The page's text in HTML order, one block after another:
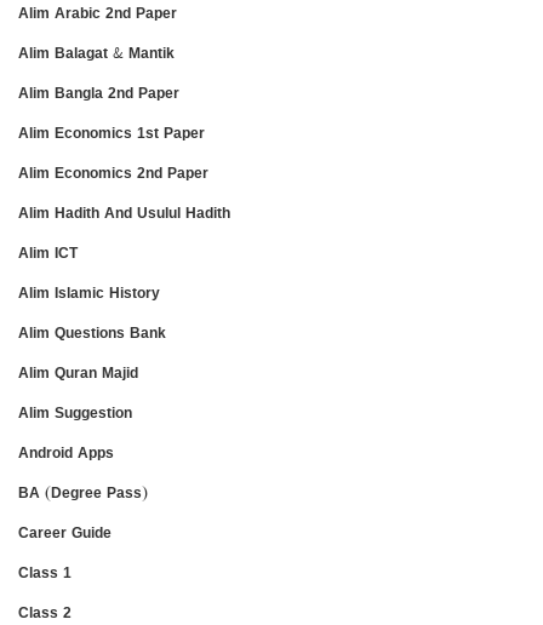
Alim Arabic 2nd Paper
Alim Balagat & Mantik
Alim Bangla 2nd Paper
Alim Economics 1st Paper
Alim Economics 2nd Paper
Alim Hadith And Usulul Hadith
Alim ICT
Alim Islamic History
Alim Questions Bank
Alim Quran Majid
Alim Suggestion
Android Apps
BA (Degree Pass)
Career Guide
Class 1
Class 2